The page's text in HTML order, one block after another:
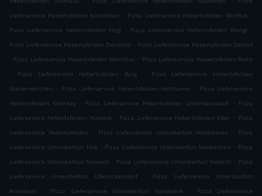
Lieferservice Hebertsfelden Kochlehen
. Pizza Lieferservice Hebertsfelden Wislhub .
Pizza Lieferservice Hebertsfelden Högl
. Pizza Lieferservice Hebertsfelden Wengl
.
Pizza Lieferservice Hebertsfelden Zwicklöd . Pizza Lieferservice Hebertsfelden Delzöd
. Pizza Lieferservice Hebertsfelden Mornthal . Pizza Lieferservice Hebertsfelden Roith
.
Pizza Lieferservice Hebertsfelden Burg .
Pizza Lieferservice Hebertsfelden
Niedernkirchen
. Pizza Lieferservice Hebertsfelden Holzhamm . Pizza Lieferservice
Hebertsfelden Kleinkay
. Pizza Lieferservice Hebertsfelden Unterhausbach . Pizza
Lieferservice Hebertsfelden Hasleck . Pizza Lieferservice Hebertsfelden Eder . Pizza
Lieferservice Hebertsfelden
. Pizza Lieferservice Unterdietfurt Huldsessen . Pizza
Lieferservice Unterdietfurt Hub . Pizza Lieferservice Unterdietfurt Neukirchen . Pizza
Lieferservice Unterdietfurt Neuaich . Pizza Lieferservice Unterdietfurt Habach . Pizza
Lieferservice Unterdietfurt Überackersdorf
.
Pizza Lieferservice Unterdietfurt
Attenham
. Pizza Lieferservice Unterdietfurt Handwerk .
Pizza Lieferservice